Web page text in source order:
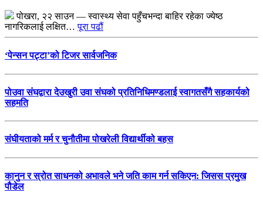
पोखरा, २२ साउन — स्वास्थ्य सेवा पहुँचभन्दा बाहिर रहेका ज्येष्ठ
नागरिकलाई लक्षित…पूरा पढौं
‘पेन्सन पट्टा’को टिजर सार्वजनिक
पोउवा संघद्वारा देउखुरी उवा संघको प्रतिनिधिमण्डलाई स्वागतसँगै सहकार्यको
सहमति
संघीयताको मर्म र चुनौतीमा पोखरेली विद्यार्थीको बहस
कानुन र स्रोत साधनको अभावले भने जति काम गर्न सकिएन: जिसस प्रमुख
पौडेल